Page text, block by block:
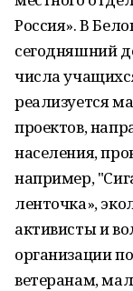
Россия». В
сегодняшний
числа
реализуется
проектов,
населения,
например,
ленточка»,
активисты и
организации
ветеранам,